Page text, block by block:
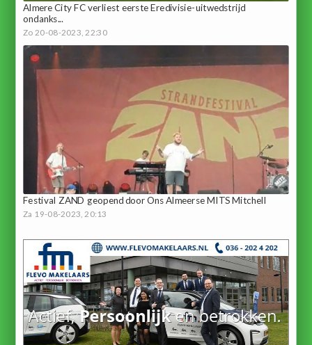
Almere City FC verliest eerste Eredivisie-uitwedstrijd
ondanks...
Zo 20-08-2023, 22:30
Festival ZAND geopend door Ons Almeerse MITS Mitchell
Za 19-08-2023, 20:13